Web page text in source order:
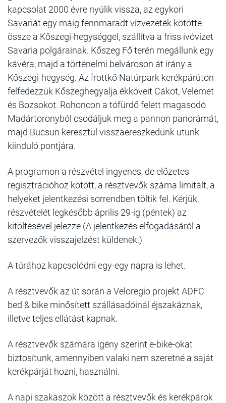
kapcsolat 2000 évre nyúlik vissza, az egykori
Savariát egy máig fennmaradt vízvezeték kötötte
össze a Kőszegi-hegységgel, szállítva a friss ivóvizet
Savaria polgárainak. Kőszeg Fő terén megállunk egy
kávéra, majd a történelmi belvároson át irány a
Kőszegi-hegység. Az Írottkő Natúrpark kerékpárúton
felfedezzük Kőszeghegyalja ékköveit Cákot, Velemet
és Bozsokot. Rohoncon a tófürdő felett magasodó
Madártoronyból csodáljuk meg a pannon panorámát,
majd Bucsun keresztül visszaereszkedünk utunk
kiinduló pontjára.
A programon a részvétel ingyenes, de előzetes
regisztrációhoz kötött, a résztvevők száma limitált, a
helyeket jelentkezési sorrendben töltik fel. Kérjük,
részvételét legkésőbb április 29-ig (péntek) az
kitöltésével jelezze (A jelentkezés elfogadásáról a
szervezők visszajelzést küldenek.)
A túrához kapcsolódni egy-egy napra is lehet.
A résztvevők az út során a Veloregio projekt ADFC
bed & bike minősített szállásadóinál éjszakáznak,
illetve teljes ellátást kapnak.
A résztvevők számára igény szerint e-bike-okat
biztosítunk, amennyiben valaki nem szeretné a saját
kerékpárját hozni, használni.
A napi szakaszok között a résztvevők és kerékpárok